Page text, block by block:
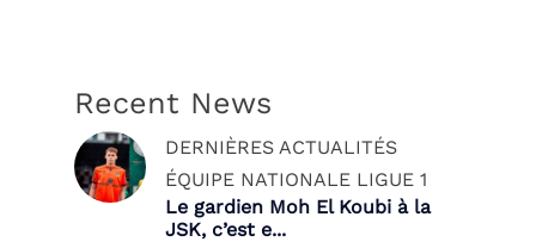
Recent News
DERNIÈRES ACTUALITÉS
ÉQUIPE NATIONALE LIGUE 1
Le gardien Moh El Koubi à la
JSK, c’est e...